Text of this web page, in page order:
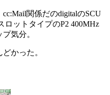
関係だのdigitalのSCU
ロットタイプのP2 400MHz
気分。
かった。